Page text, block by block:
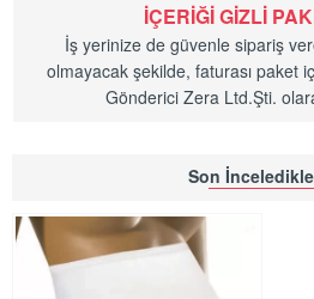
İÇERIĞI GIZLI
İş yerinize de güvenle sipariş
olmayacak şekilde, faturası paket
Gönderici Zera Ltd.Şti.
Son